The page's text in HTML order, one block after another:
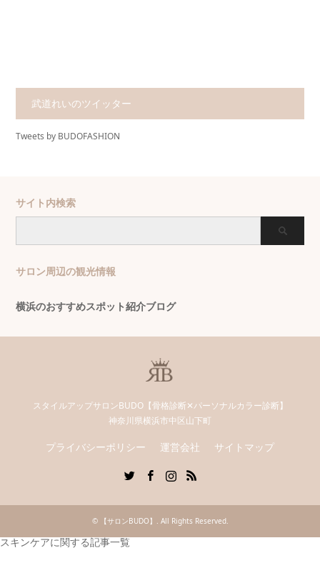
武道れいのツイッター
Tweets by BUDOFASHION
サイト内検索
サロン周辺の観光情報
横浜のおすすめスポット紹介ブログ
スタイルアップサロンBUDO【骨格診断✕パーソナルカラー診断】
神奈川県横浜市中区山下町
プライバシーポリシー 運営会社
サイトマップ
RSS
© 【サロンBUDO】 . All Rights Reserved.
スキンケアに関する記事一覧